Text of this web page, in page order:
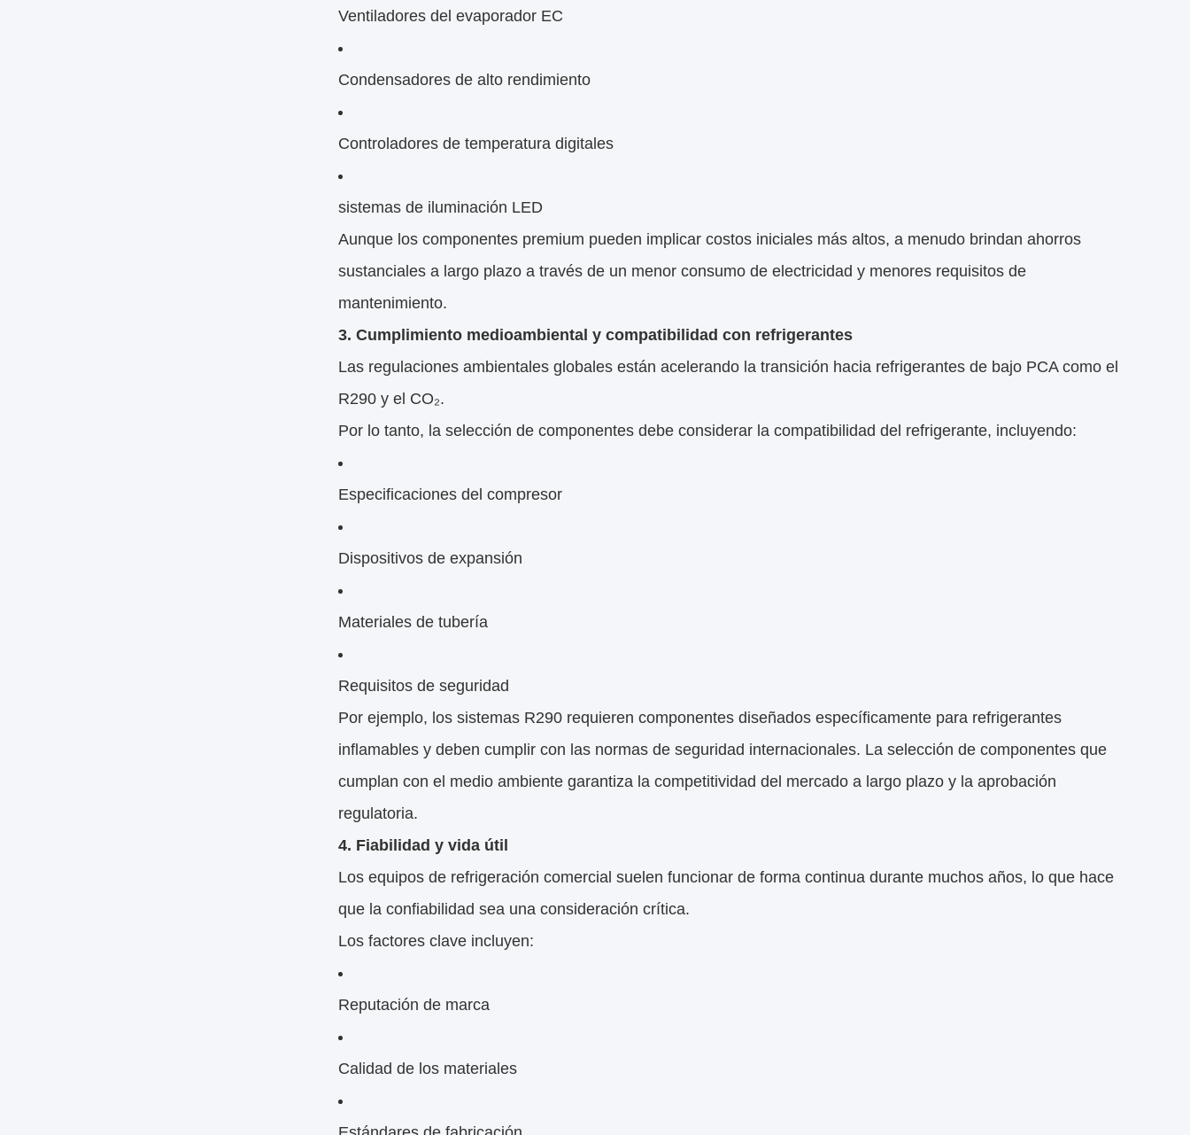
Ventiladores del evaporador EC
Condensadores de alto rendimiento
Controladores de temperatura digitales
sistemas de iluminación LED
Aunque los componentes premium pueden implicar costos iniciales más altos, a menudo brindan ahorros
sustanciales a largo plazo a través de un menor consumo de electricidad y menores requisitos de
mantenimiento.
3. Cumplimiento medioambiental y compatibilidad con refrigerantes
Las regulaciones ambientales globales están acelerando la transición hacia refrigerantes de bajo PCA como el
R290 y el CO₂.
Por lo tanto, la selección de componentes debe considerar la compatibilidad del refrigerante, incluyendo:
Especificaciones del compresor
Dispositivos de expansión
Materiales de tubería
Requisitos de seguridad
Por ejemplo, los sistemas R290 requieren componentes diseñados específicamente para refrigerantes
inflamables y deben cumplir con las normas de seguridad internacionales. La selección de componentes que
cumplan con el medio ambiente garantiza la competitividad del mercado a largo plazo y la aprobación
regulatoria.
4. Fiabilidad y vida útil
Los equipos de refrigeración comercial suelen funcionar de forma continua durante muchos años, lo que hace
que la confiabilidad sea una consideración crítica.
Los factores clave incluyen:
Reputación de marca
Calidad de los materiales